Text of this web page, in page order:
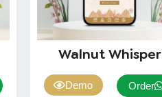
Walnut Whisper
Demo Order